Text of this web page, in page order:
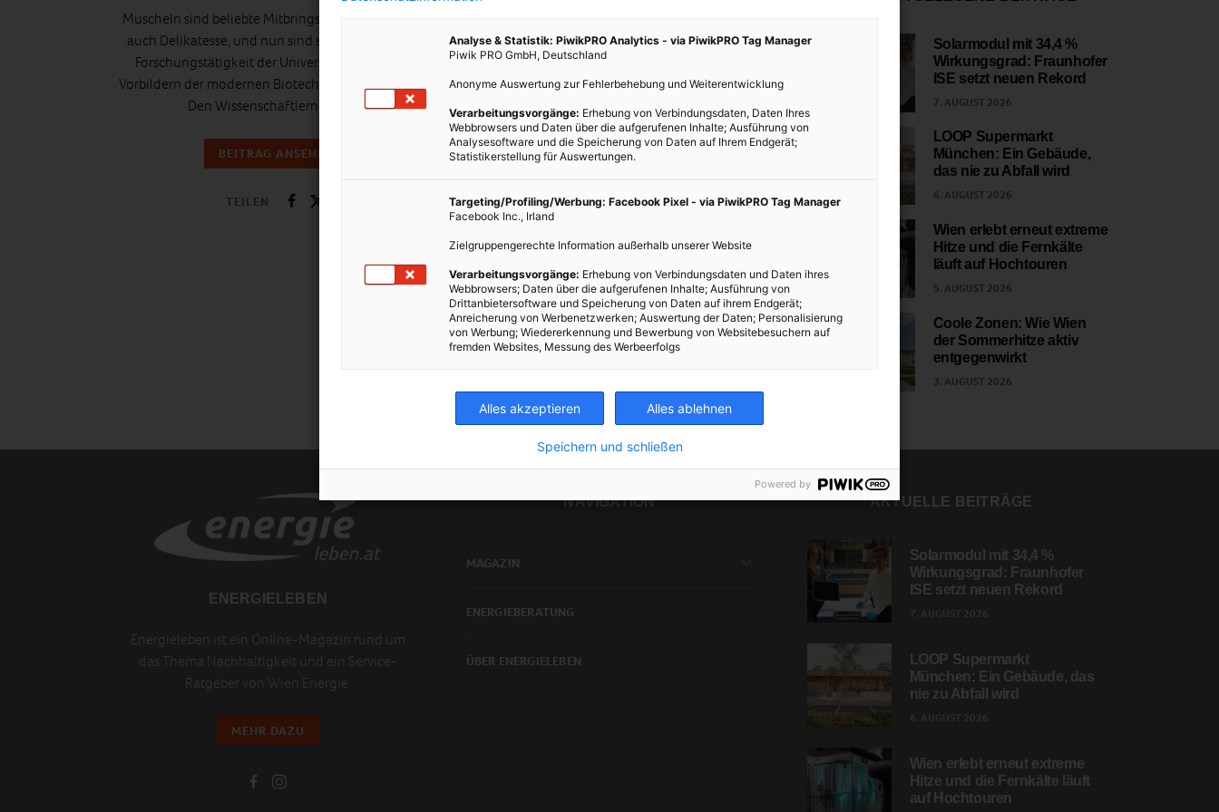
Muscheln sind beliebte Mitbringsel und für manche
auch Delikatesse, und nun sind sie noch durch die
Forschungstätigkeit der Universität Bayreuth zu
Vorbildern der modernen Biotechnologie geworden.
Den Wissenschaftlern ist es…
BEITRAG ANSEHEN
TEILEN
Solarmodul mit 34,4 %
Wirkungsgrad: Fraunhofer
ISE setzt neuen Rekord
7. AUGUST 2026
LOOP Supermarkt
München: Ein Gebäude,
das nie zu Abfall wird
6. AUGUST 2026
Wien erlebt erneut extreme
Hitze und die Fernkälte
läuft auf Hochtouren
5. AUGUST 2026
Coole Zonen: Wie Wien
der Sommerhitze aktiv
entgegenwirkt
3. AUGUST 2026
ENERGIELEBEN
Energieleben ist ein Online-Magazin rund um
das Thema Nachhaltigkeit und ein Service-
Ratgeber von Wien Energie.
MEHR DAZU
NAVIGATION
MAGAZIN
ENERGIEBERATUNG
ÜBER ENERGIELEBEN
AKTUELLE BEITRÄGE
Solarmodul mit 34,4 %
Wirkungsgrad: Fraunhofer
ISE setzt neuen Rekord
LOOP Supermarkt
München: Ein Gebäude, das
nie zu Abfall wird
Wien erlebt erneut extreme
Hitze und die Fernkälte läuft
auf Hochtouren
Analyse & Statistik: PiwikPRO Analytics - via PiwikPRO Tag Manager
Piwik PRO GmbH, Deutschland
Anonyme Auswertung zur Fehlerbehebung und Weiterentwicklung
Verarbeitungsvorgänge: Erhebung von Verbindungsdaten, Daten Ihres
Webbrowsers und Daten über die aufgerufenen Inhalte; Ausführung von
Analysesoftware und die Speicherung von Daten auf Ihrem Endgerät;
Statistikerstellung für Auswertungen.
Targeting/Profiling/Werbung: Facebook Pixel - via PiwikPRO Tag Manager
Facebook Inc., Irland
Zielgruppengerechte Information außerhalb unserer Website
Verarbeitungsvorgänge: Erhebung von Verbindungsdaten und Daten ihres
Webbrowsers; Daten über die aufgerufenen Inhalte; Ausführung von
Drittanbietersoftware und Speicherung von Daten auf ihrem Endgerät;
Anreicherung von Werbenetzwerken; Auswertung der Daten; Personalisierung
von Werbung; Wiedererkennung und Bewerbung von Websitebesuchern auf
fremden Websites, Messung des Werbeerfolgs
Alles akzeptieren Alles ablehnen
Speichern und schließen
Powered by